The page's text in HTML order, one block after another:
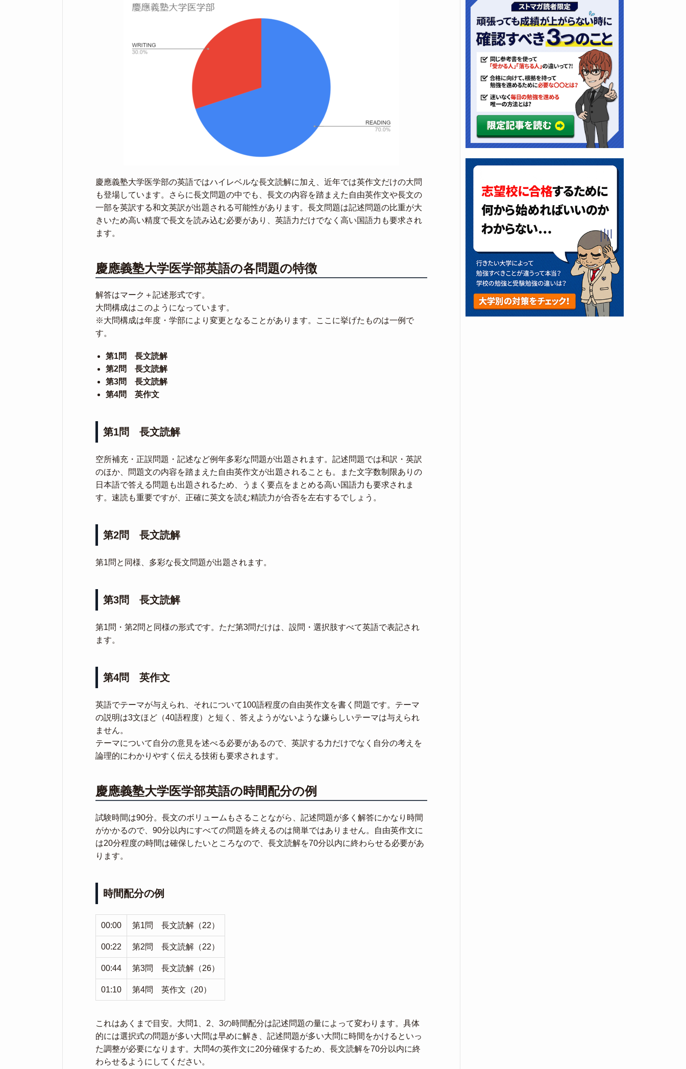
慶應義塾大学医学部の英語ではハイレベルな長文読解に加え、近年では英作文だけの大問
も登場しています。さらに長文問題の中でも、長文の内容を踏まえた自由英作文や長文の
一部を英訳する和文英訳が出題される可能性があります。長文問題は記述問題の比重が大
きいため高い精度で長文を読み込む必要があり、英語力だけでなく高い国語力も要求され
ます。
慶應義塾大学医学部英語の各問題の特徴
解答はマーク＋記述形式です。
大問構成はこのようになっています。
※大問構成は年度・学部により変更となることがあります。ここに挙げたものは一例で
す。
第1問 長文読解
第2問 長文読解
第3問 長文読解
第4問 英作文
第1問 長文読解
空所補充・正誤問題・記述など例年多彩な問題が出題されます。記述問題では和訳・英訳
のほか、問題文の内容を踏まえた自由英作文が出題されることも。また文字数制限ありの
日本語で答える問題も出題されるため、うまく要点をまとめる高い国語力も要求されま
す。速読も重要ですが、正確に英文を読む精読力が合否を左右するでしょう。
第2問 長文読解
第1問と同様、多彩な長文問題が出題されます。
第3問 長文読解
第1問・第2問と同様の形式です。ただ第3問だけは、設問・選択肢すべて英語で表記され
ます。
第4問 英作文
英語でテーマが与えられ、それについて100語程度の自由英作文を書く問題です。テーマ
の説明は3文ほど（40語程度）と短く、答えようがないような嫌らしいテーマは与えられ
ません。
テーマについて自分の意見を述べる必要があるので、英訳する力だけでなく自分の考えを
論理的にわかりやすく伝える技術も要求されます。
慶應義塾大学医学部英語の時間配分の例
試験時間は90分。長文のボリュームもさることながら、記述問題が多く解答にかなり時間
がかかるので、90分以内にすべての問題を終えるのは簡単ではありません。自由英作文に
は20分程度の時間は確保したいところなので、長文読解を70分以内に終わらせる必要があ
ります。
時間配分の例
00:00 第1問 長文読解（22）
00:22 第2問 長文読解（22）
00:44 第3問 長文読解（26）
01:10 第4問 英作文（20）
これはあくまで目安。大問1、2、3の時間配分は記述問題の量によって変わります。具体
的には選択式の問題が多い大問は早めに解き、記述問題が多い大問に時間をかけるといっ
た調整が必要になります。大問4の英作文に20分確保するため、長文読解を70分以内に終
わらせるようにしてください。